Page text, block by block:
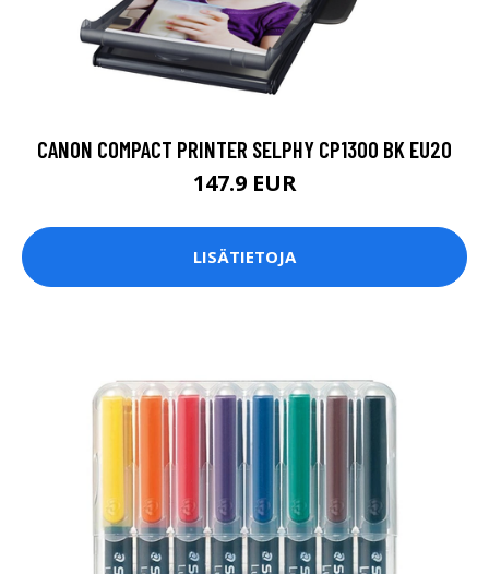
CANON COMPACT PRINTER SELPHY CP1300 BK EU20
147.9 EUR
LISÄTIETOJA